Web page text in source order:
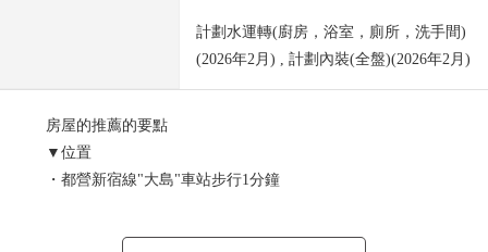
計劃水運轉(廚房，浴室，廁所，洗手間)
(2026年2月) , 計劃內裝(全盤)(2026年2月)
房屋的推薦的要點
▼位置
・都營新宿線"大島"車站步行1分鐘
▼Mansion的特徴